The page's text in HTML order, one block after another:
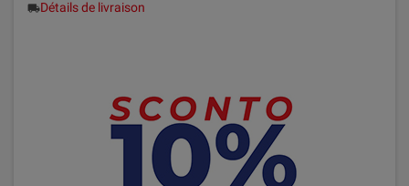
local_shippingDétails de livraison